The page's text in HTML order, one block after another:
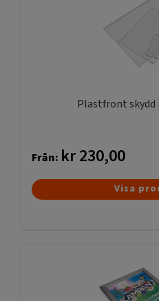
Plastfront skydd
Från: kr230,00
De
Visa